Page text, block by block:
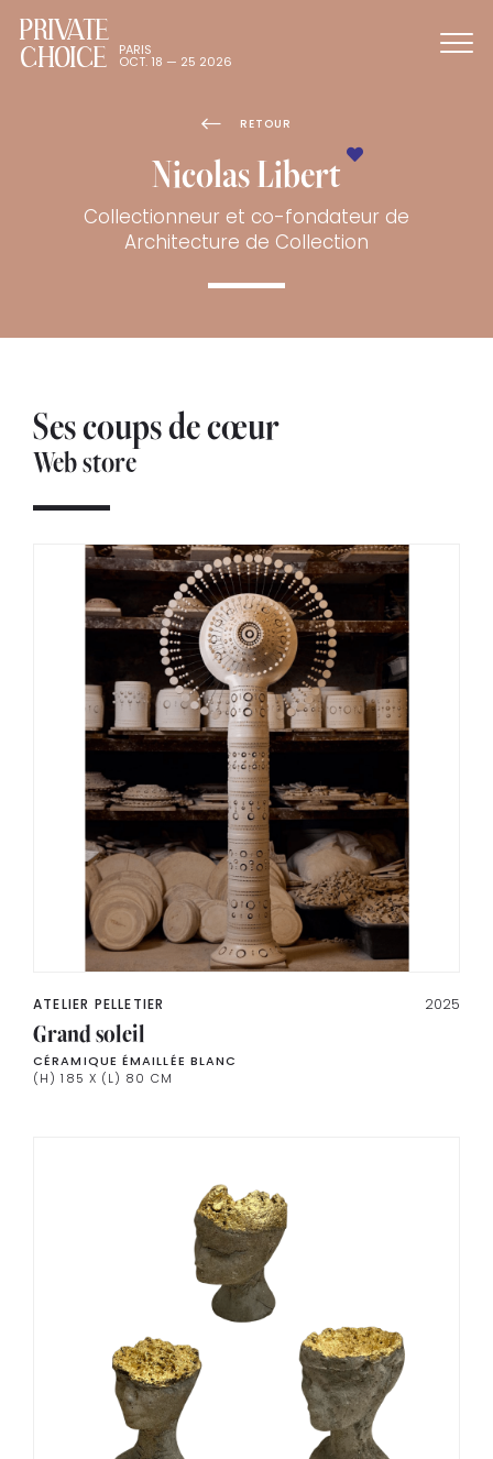
PRIVATE
CHOICE
PARIS
OCT. 18 — 25 2026
RETOUR
Nicolas Libert
Collectionneur et co-fondateur de
Architecture de Collection
Ses coups de cœur
Web store
2025
ATELIER PELLETIER
Grand soleil
CÉRAMIQUE ÉMAILLÉE BLANC
(H) 185 X (L) 80 CM